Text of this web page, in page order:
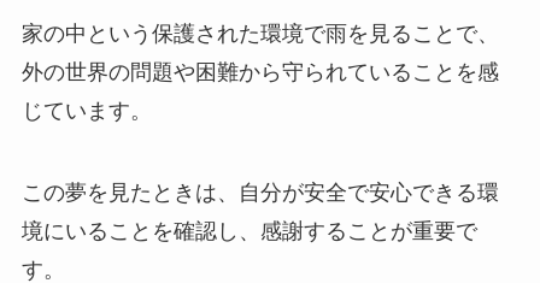
家の中という保護された環境で雨を見ることで、
外の世界の問題や困難から守られていることを感
じています。
この夢を見たときは、自分が安全で安心できる環
境にいることを確認し、感謝することが重要で
す。